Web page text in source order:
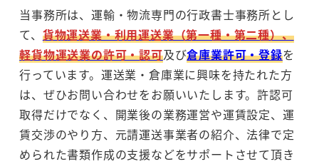
当事務所は、運輸・物流専門の行政書士事務所とし
て、 貨物運送業・利用運送業（第一種・第二種）、
軽貨物運送業の許可・認可及び倉庫業許可・登録を
行っています。運送業・倉庫業に興味を持たれた方
は、ぜひお問い合わせをお願いいたします。許認可
取得だけでなく、開業後の業務運営や運賃設定、運
賃交渉のやり方、元請運送事業者の紹介、法律で定
められた書類作成の支援などをサポートさせて頂き